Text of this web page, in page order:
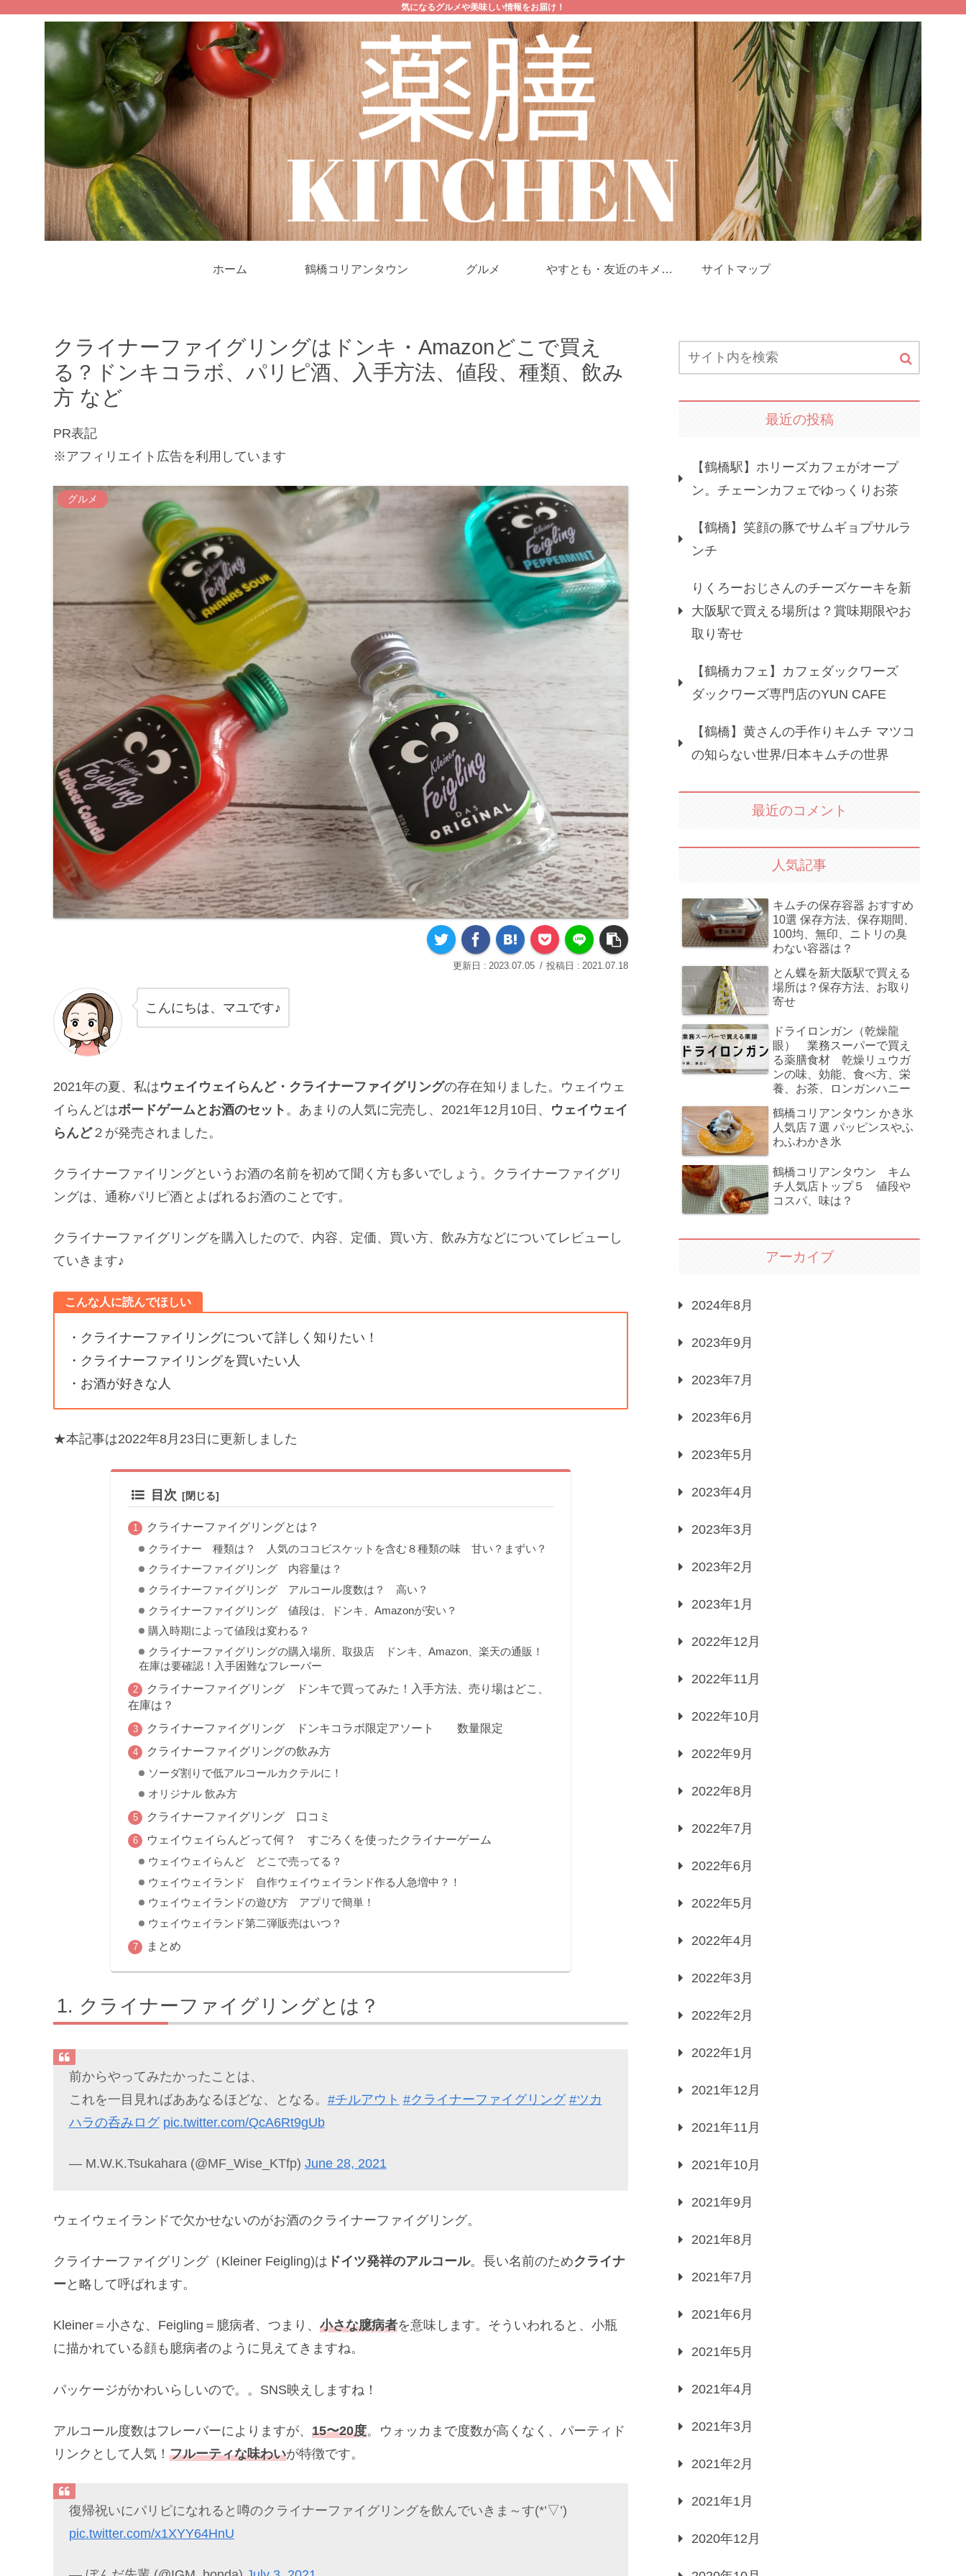
気になるグルメや美味しい情報をお届け！
ホーム 鶴橋コリアンタウン グルメ やすとも・友近のキメツ サイトマップ
クライナーファイグリングはドンキ・Amazonどこで買え
る？ドンキコラボ、パリピ酒、入手方法、値段、種類、飲み
方 など
PR表記
※アフィリエイト広告を利用しています
グルメ
2023.07.05 2021.07.18
こんにちは、マユです♪
2021年の夏、私はウェイウェイらんど・クライナーファイグリングの存在知りました。ウェイウェ
イらんどはボードゲームとお酒のセット 。あまりの人気に完売し、 2021年12月10日 、 ウェイウェイ
らんど２が発売されました。
クライナーファイリングというお酒の名前を初めて聞く方も多いでしょう。クライナーファイグリ
ングは、通称パリピ酒とよばれるお酒のことです。
クライナーファイグリングを購入したので、内容、定価、買い方、飲み方などについてレビューし
ていきます♪
こんな人に読んでほしい
・クライナーファイリングについて詳しく知りたい！
・クライナーファイリングを買いたい人
・お酒が好きな人
★本記事は2022年8月23日に更新しました
目次
クライナーファイグリングとは？
クライナー 種類は？ 人気のココビスケットを含む８種類の味 甘い？まずい？
クライナーファイグリング 内容量は？
クライナーファイグリング アルコール度数は？ 高い？
クライナーファイグリング 値段は、ドンキ、Amazonが安い？
購入時期によって値段は変わる？
クライナーファイグリングの購入場所、取扱店 ドンキ、Amazon、楽天の通販！
在庫は要確認！入手困難なフレーバー
クライナーファイグリング ドンキで買ってみた！入手方法、売り場はどこ、
在庫は？
クライナーファイグリング ドンキコラボ限定アソート 数量限定
クライナーファイグリングの飲み方
ソーダ割りで低アルコールカクテルに！
オリジナル 飲み方
クライナーファイグリング 口コミ
ウェイウェイらんどって何？ すごろくを使ったクライナーゲーム
ウェイウェイらんど どこで売ってる？
ウェイウェイランド 自作ウェイウェイランド作る人急増中？！
ウェイウェイランドの遊び方 アプリで簡単！
ウェイウェイランド第二弾販売はいつ？
まとめ
クライナーファイグリングとは？
前からやってみたかったことは、
これを一目見ればああなるほどな、となる。 #チルアウト #クライナーファイグリング #ツカ
ハラの呑みログ pic.twitter.com/QcA6Rt9gUb
— M.W.K.Tsukahara (@MF_Wise_KTfp) June 28, 2021
ウェイウェイランドで欠かせないのがお酒のクライナーファイグリング。
クライナーファイグリング（Kleiner Feigling)は ドイツ発祥のアルコール。長い名前のためクライナ
ーと略して呼ばれます。
Kleiner＝小さな、Feigling＝臆病者、つまり、 小さな臆病者を意味します。そういわれると、小瓶
に描かれている顔も臆病者のように見えてきますね。
パッケージがかわいらしいので。。SNS映えしますね！
アルコール度数はフレーバーによりますが、 15〜20度。ウォッカまで度数が高くなく、パーティド
リンクとして人気！ フルーティな味わいが特徴です。
復帰祝いにパリピになれると噂のクライナーファイグリングを飲んでいきま～す(*’▽’)
pic.twitter.com/x1XYY64HnU
最近の投稿
【鶴橋駅】ホリーズカフェがオープ
ン。チェーンカフェでゆっくりお茶
【鶴橋】笑顔の豚でサムギョプサルラ
ンチ
りくろーおじさんのチーズケーキを新
大阪駅で買える場所は？賞味期限やお
取り寄せ
【鶴橋カフェ】カフェダックワーズ
ダックワーズ専門店のYUN CAFE
【鶴橋】黄さんの手作りキムチ マツコ
の知らない世界/日本キムチの世界
最近のコメント
人気記事
キムチの保存容器 おすすめ
10選 保存方法、保存期間、
100均、無印、ニトリの臭
わない容器は？
とん蝶を新大阪駅で買える
場所は？保存方法、お取り
寄せ
ドライロンガン（乾燥龍
眼） 業務スーパーで買え
る薬膳食材 乾燥リュウガ
ンの味、効能、食べ方、栄
養、お茶、ロンガンハニー
鶴橋コリアンタウン かき氷
人気店７選 パッピンスやふ
わふわかき氷
鶴橋コリアンタウン キム
チ人気店トップ５ 値段や
コスパ、味は？
アーカイブ
2024年8月
2023年9月
2023年7月
2023年6月
2023年5月
2023年4月
2023年3月
2023年2月
2023年1月
2022年12月
2022年11月
2022年10月
2022年9月
2022年8月
2022年7月
2022年6月
2022年5月
2022年4月
2022年3月
2022年2月
2022年1月
2021年12月
2021年11月
2021年10月
2021年9月
2021年8月
2021年7月
2021年6月
2021年5月
2021年4月
2021年3月
2021年2月
2021年1月
2020年12月